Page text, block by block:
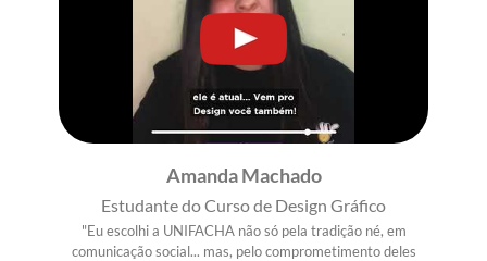
Amanda Machado
Estudante do Curso de Design Gráfico
"Eu escolhi a UNIFACHA não só pela tradição né, em
comunicação social... mas, pelo comprometimento deles